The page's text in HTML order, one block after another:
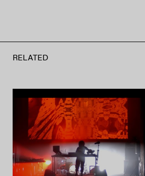
RELATED